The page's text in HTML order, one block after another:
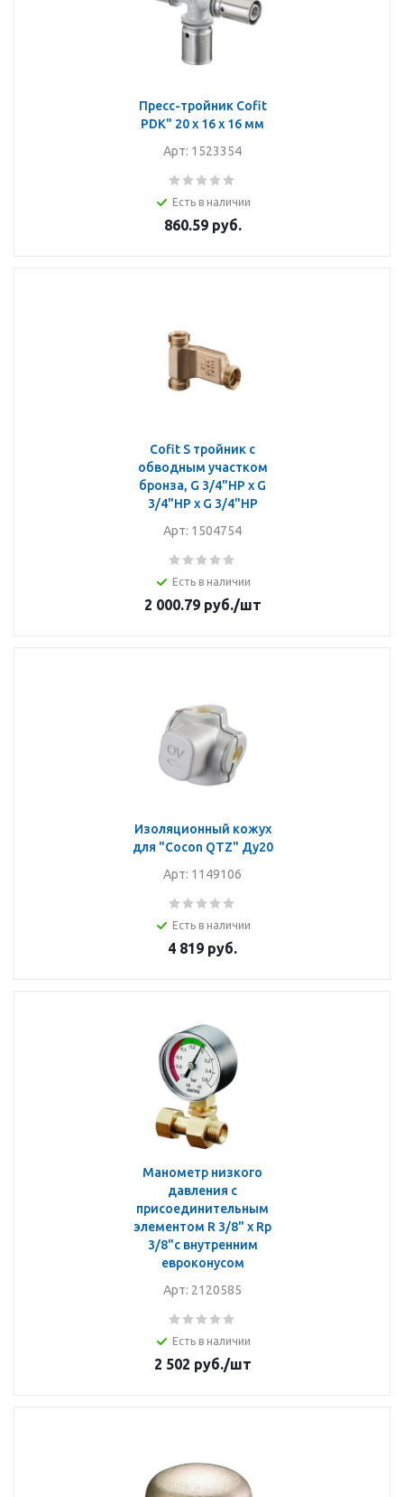
Пресс-тройник Cofit
PDK" 20 х 16 х 16 мм
Арт: 1523354
Есть в наличии
860.59руб.
Cofit S тройник с
обводным участком
бронза, G 3/4"НР x G
3/4"НР x G 3/4"НР
Арт: 1504754
Есть в наличии
2 000.79руб./шт
Изоляционный кожух
для "Cocon QTZ" Ду20
Арт: 1149106
Есть в наличии
4 819 руб.
Манометр низкого
давления с
присоединительным
элементом R 3/8" x Rp
3/8"с внутренним
евроконусом
Арт: 2120585
Есть в наличии
2 502 руб./шт